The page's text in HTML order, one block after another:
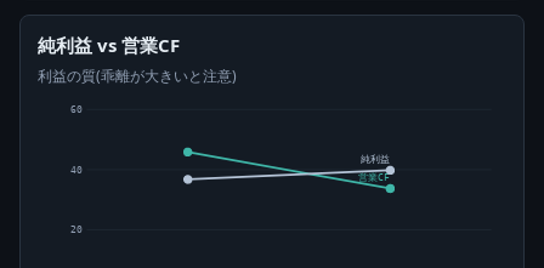
純利益 vs 営業CF
利益の質(乖離が大きいと注意)
20
40
60
営業CF
純利益